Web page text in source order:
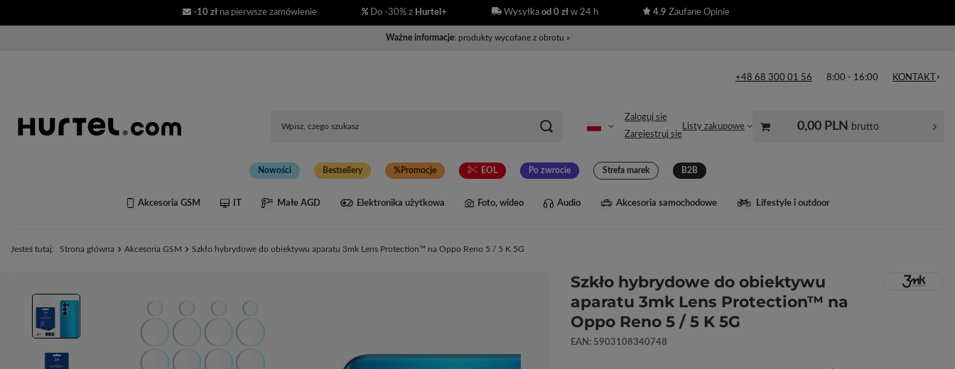
-10 zł na pierwsze zamówienie Do -30% z Hurtel+ Wysyłka od 0 złw 24 h 4.9 Zaufane Opinie
Ważne informacje: produkty wycofane z obrotu »
+48 68 300 01 56 8:00 - 16:00 KONTAKT
Zaloguj się
Zarejestruj się
Listy zakupowe 0,00 PLN brutto
Nowości Bestsellery Promocje EOL Po zwrocie Strefa marek B2B
Akcesoria GSM IT Małe AGD Elektronika użytkowa Foto, wideo Audio Akcesoria samochodowe Lifestyle i outdoor
Jesteś tutaj: Strona główna Akcesoria GSM Szkło hybrydowe do obiektywu aparatu 3mk Lens Protection™ na Oppo Reno 5 / 5 K 5G
Szkło hybrydowe do obiektywu
aparatu 3mk Lens Protection™ na
Oppo Reno 5 / 5 K 5G
EAN: 5903108340748